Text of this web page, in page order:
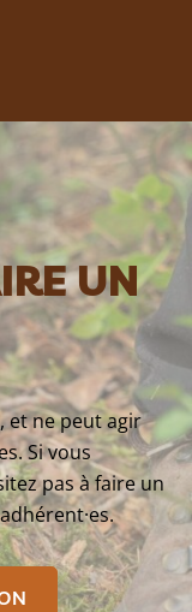
UN
et ne peut agir
Si vous
pas à faire un